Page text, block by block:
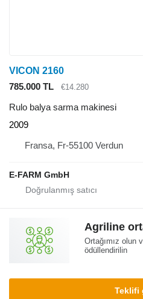
VICON 2160
785.000 TL
€14.280
Rulo balya sarma makinesi
2009
Fransa, Fr-55100 Verdun
E-FARM GmbH
Agriline
Ortağımız olun
ödüllendirilin
Teklifi